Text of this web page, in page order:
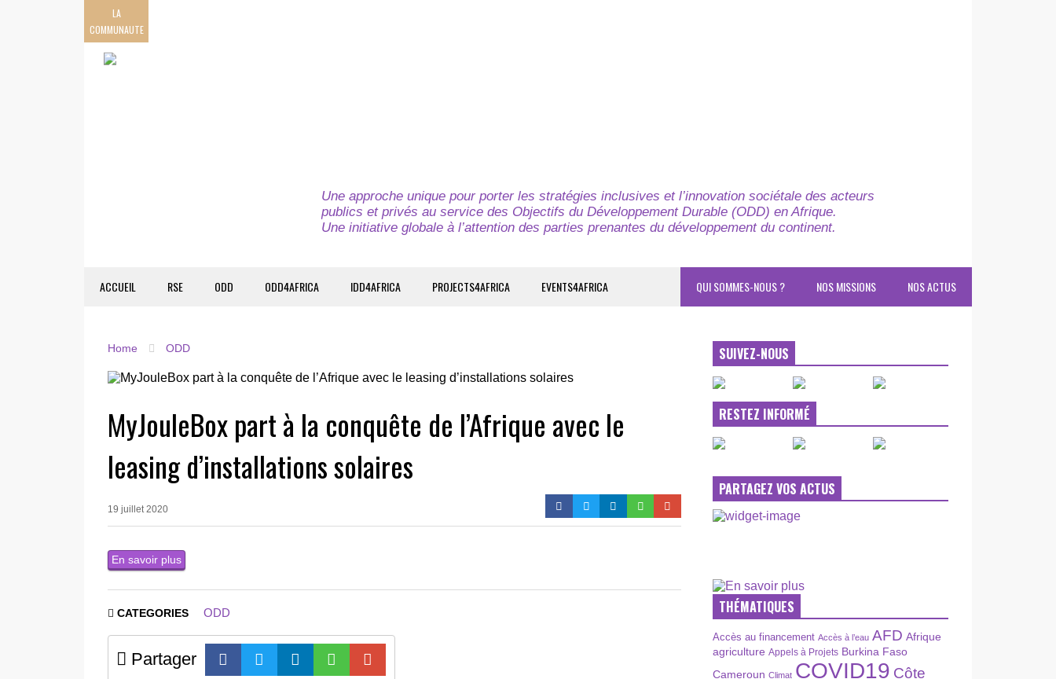
LA
COMMUNAUTE
Une approche unique pour porter les stratégies inclusives et l’innovation sociétale des acteurs
publics et privés au service des Objectifs du Développement Durable (ODD) en Afrique.
Une initiative globale à l’attention des parties prenantes du développement du continent.
ACCUEIL RSE ODD ODD4AFRICA IDD4AFRICA PROJECTS4AFRICA EVENTS4AFRICA NOS ACTUS
NOS MISSIONS
QUI SOMMES-NOUS ?
Home ODD
MyJouleBox part à la conquête de l’Afrique avec le
leasing d’installations solaires
19 juillet 2020
En savoir plus
CATEGORIES ODD
Partager
SUIVEZ-NOUS
RESTEZ INFORMÉ
PARTAGEZ VOS ACTUS
THÉMATIQUES
Accès au financement Accès à l’eau AFD Afrique
agriculture Appels à Projets Burkina Faso
Cameroun Climat COVID19 Côte